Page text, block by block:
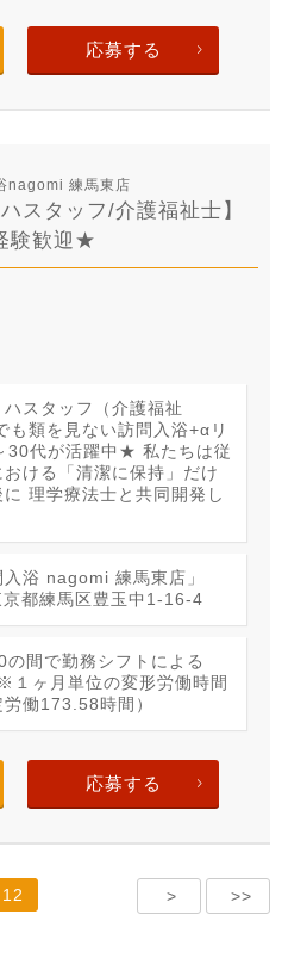
応募する
nagomi 練馬東店
スタッフ/介護福祉士】
験歓迎★
ハスタッフ（介護福祉
類を見ない訪問入浴+αリ
代が活躍中★ 私たちは従
ける「清潔に保持」だけ
理学療法士と共同開発し
入浴 nagomi 練馬東店」
都練馬区豊玉中1-16-4
間で勤務シフトによる
１ヶ月単位の変形労働時間
働173.58時間）
応募する
12 > >>